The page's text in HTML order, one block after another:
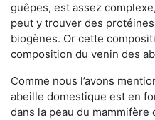
guêpes, est assez
peut y trouver des
biogènes. Or cette
composition du venin des
Comme nous l’avons
abeille domestique est en
dans la peau du mammifère